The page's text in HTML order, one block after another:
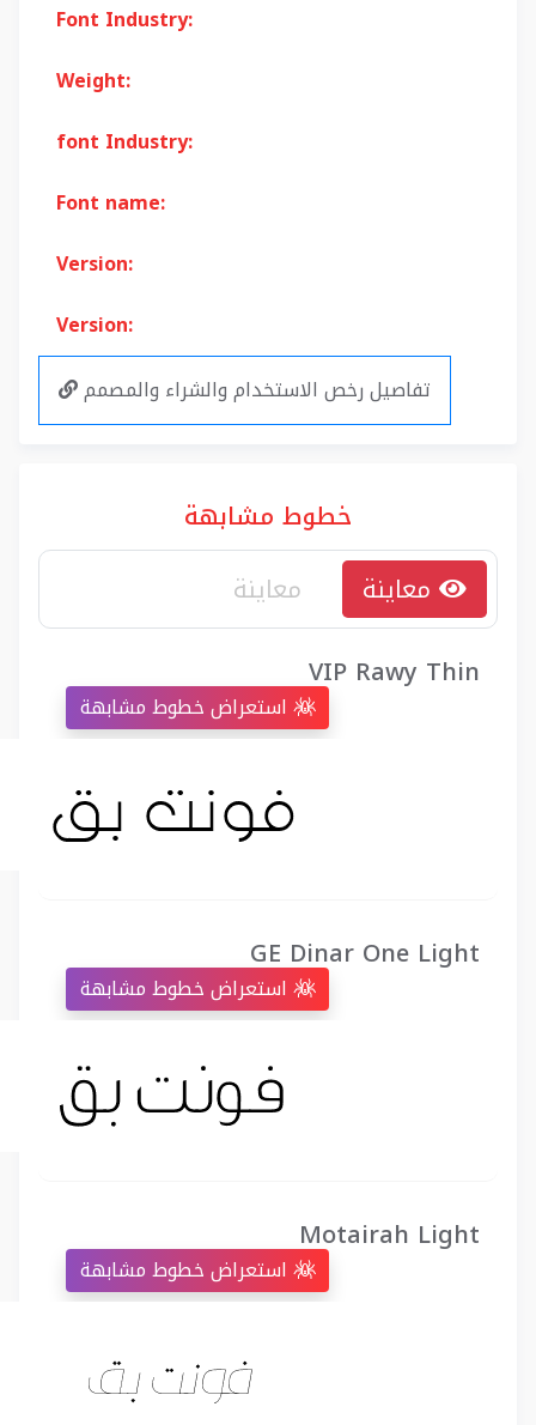
Font Industry:
Weight:
font Industry:
Font name:
Version:
Version:
تفاصيل رخص الاستخدام والشراء والمصمم
خطوط مشابهة
VIP Rawy Thin
GE Dinar One Light
Motairah Light